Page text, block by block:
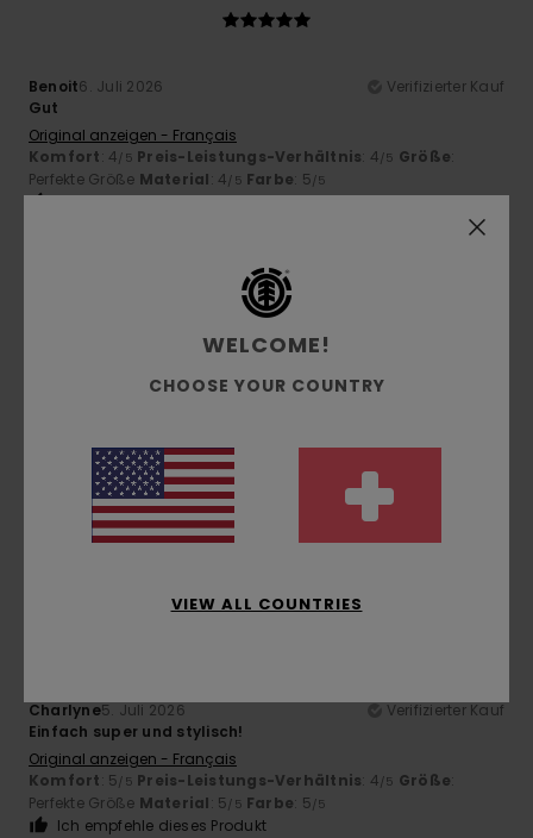
Benoit6. Juli 2026
Verifizierter Kauf
Gut
Original anzeigen - Français
Komfort: 4/5 Preis-Leistungs-Verhältnis: 4/5 Größe:
Perfekte Größe Material: 4/5 Farbe: 5/5
Ich empfehle dieses Produkt
5/5
6. Juli 2026
Original anzeigen - Français
Komfort: 5/5 Preis-Leistungs-Verhältnis: 5
Perfekte GrößeMaterial: 5/5
Ich empfehle dieses Produkt
5/5
Charlyne5. Juli 2026
Verifizierter Kauf
Einfach super und stylisch!
Original anzeigen - Français
Komfort: 5/5 Preis-Leistungs-Verhältnis: 4/5 Größe:
Perfekte Größe Material: 5/5 Farbe: 5/5
Ich empfehle dieses Produkt
WELCOME!
CHOOSE YOUR COUNTRY
VIEW ALL COUNTRIES